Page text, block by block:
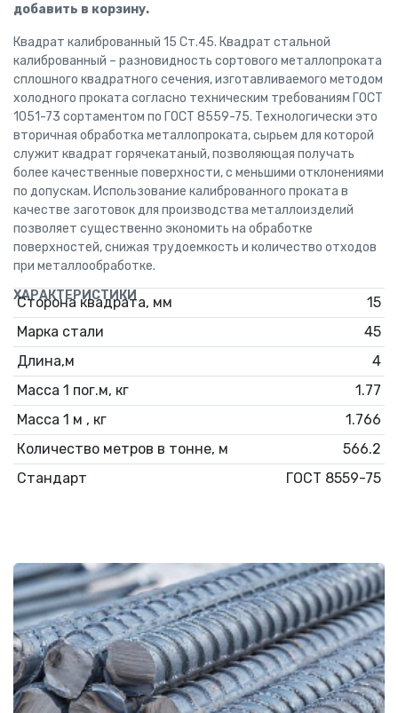
добавить в корзину.
Квадрат калиброванный 15 Ст.45. Квадрат стальной
калиброванный – разновидность сортового металлопроката
сплошного квадратного сечения, изготавливаемого методом
холодного проката согласно техническим требованиям ГОСТ
1051-73 сортаментом по ГОСТ 8559-75. Технологически это
вторичная обработка металлопроката, сырьем для которой
служит квадрат горячекатаный, позволяющая получать
более качественные поверхности, с меньшими отклонениями
по допускам. Использование калиброванного проката в
качестве заготовок для производства металлоизделий
позволяет существенно экономить на обработке
поверхностей, снижая трудоемкость и количество отходов
при металлообработке.
ХАРАКТЕРИСТИКИ
Сторона квадрата, мм
15
Марка стали
45
Длина,м
4
Масса 1 пог.м, кг
1.77
Масса 1 м , кг
1.766
Количество метров в тонне, м
566.2
Стандарт
ГОСТ 8559-75